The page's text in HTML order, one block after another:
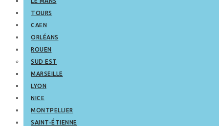
TOURS
CAEN
ORLÉANS
ROUEN
SUD EST
MARSEILLE
LYON
NICE
MONTPELLIER
SAINT-ÉTIENNE